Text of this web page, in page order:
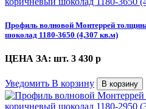
Профиль волновой Монтеррей
шоколад 1180-3650 (4,307 кв.м)
ЦЕНА ЗА: шт. 3 430 p
Уведомить В корзину В корзину